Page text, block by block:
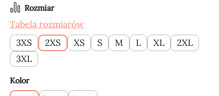
Wybierz
Rozmiar
Tabela rozmiarów
3XS
2XS XS S M L XL
2XL
3XL
Wybierz
Kolor